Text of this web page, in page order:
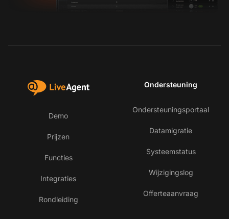
Demo
Prijzen
Functies
Integraties
Rondleiding
Ondersteuning
Ondersteuningsportaal
Datamigratie
Systeemstatus
Wijzigingslog
Offerteaanvraag